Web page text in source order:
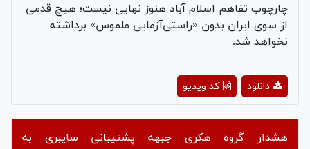
چارچوب تفاهم اسلام آباد هنوز نهایی نیست؛ هیچ قدمی
از سوی ایران بدون «راستی‌آزمایی ملموس» برداشته
نخواهد شد.
Play
Video
کد ویدیو دانلود
هشدار گروه هکری جبهه پشتیبانی سایبری به